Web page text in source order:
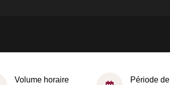
Volume horaire
Période de